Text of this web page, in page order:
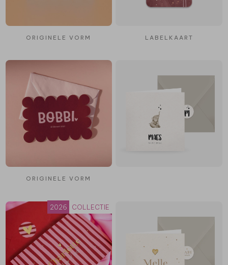
ORIGINELE VORM LABELKAART
ORIGINELE VORM
2026 COLLECTIE